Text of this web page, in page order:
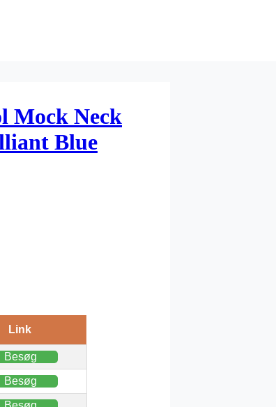
Mock Neck
Blue
Link
Besøg
Besøg